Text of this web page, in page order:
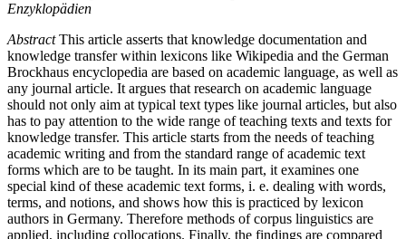
Enzyklopädien
AbstractThis article asserts that knowledge documentation and
knowledge transfer within lexicons like Wikipedia and the German
Brockhaus encyclopedia are based on academic language, as well as
any journal article. It argues that research on academic language
should not only aim at typical text types like journal articles, but also
has to pay attention to the wide range of teaching texts and texts for
knowledge transfer. This article starts from the needs of teaching
academic writing and from the standard range of academic text
forms which are to be taught. In its main part, it examines one
special kind of these academic text forms, i. e. dealing with words,
terms, and notions, and shows how this is practiced by lexicon
authors in Germany. Therefore methods of corpus linguistics are
applied, including collocations. Finally, the findings are compared